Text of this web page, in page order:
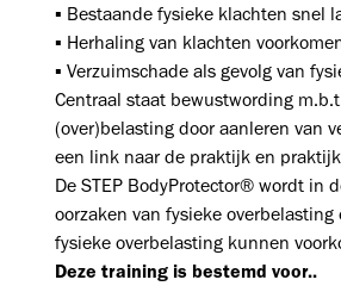
▪ Bestaande fysieke klachten snel
▪ Herhaling van klachten
▪ Verzuimschade als gevolg van
Centraal staat bewustwording
(over)belasting door aanleren van
een link naar de praktijk en
De STEP BodyProtector® wordt in
oorzaken van fysieke
fysieke overbelasting kunnen
Deze training is bestemd voor..